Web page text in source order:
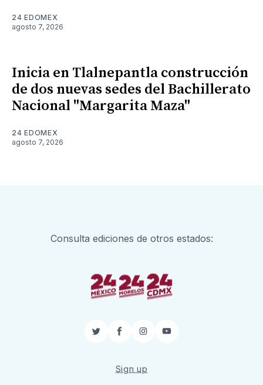
24 EDOMEX
agosto 7, 2026
Inicia en Tlalnepantla construcción
de dos nuevas sedes del Bachillerato
Nacional "Margarita Maza"
24 EDOMEX
agosto 7, 2026
Consulta ediciones de otros estados:
TwitterFacebook
InstagramYouTube
Sign up